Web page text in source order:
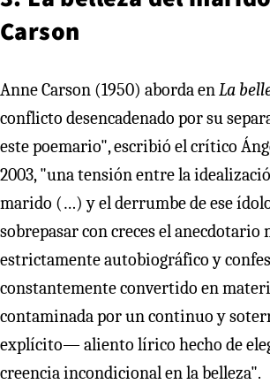
Carson
Anne Carson (1950) aborda en La
conflicto desencadenado por su
este poemario", escribió el crítico
2003, "una tensión entre la
marido (…) y el derrumbe de ese
sobrepasar con creces el anecdotario
estrictamente autobiográfico y
constantemente convertido en
contaminada por un continuo y
explícito— aliento lírico hecho de
creencia incondicional en la belleza".